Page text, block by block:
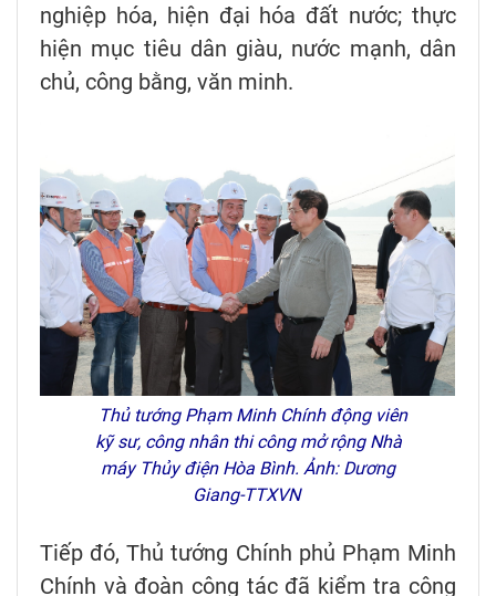
nghiệp hóa, hiện đại hóa đất nước; thực
hiện mục tiêu dân giàu, nước mạnh, dân
chủ, công bằng, văn minh.
Thủ tướng Phạm Minh Chính động viên
kỹ sư, công nhân thi công mở rộng Nhà
máy Thủy điện Hòa Bình. Ảnh: Dương
Giang-TTXVN
Tiếp đó, Thủ tướng Chính phủ Phạm Minh
Chính và đoàn công tác đã kiểm tra công